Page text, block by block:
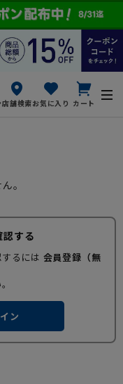
店舗検索お気に入り カート
。
認する
るには 会員登録（無
ン